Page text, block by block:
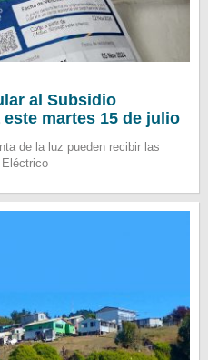
al Subsidio
martes 15 de julio
de la luz pueden recibir las